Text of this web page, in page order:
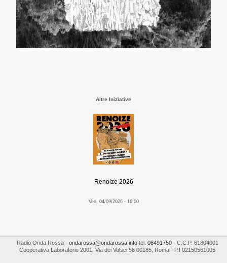
Altre Iniziative
Renoize 2026
Ven, 04/09/2026 - 16:00
Radio Onda Rossa- ondarossa@ondarossa.infotel. 06491750- C.C.P. 61804001
Cooperativa Laboratorio 2001
Via dei Volsci 56 00185 Roma - P.I 02150561005